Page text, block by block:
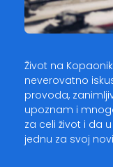
Život na
neverovatno
provoda,
upoznam i
za celi život i da
jednu za svoj